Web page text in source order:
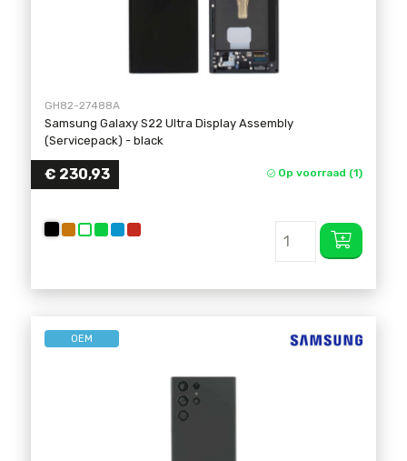
GH82-27488A
Samsung Galaxy S22 Ultra Display Assembly
(Servicepack) - black
€ 230,93 Op voorraad (1)
OEM